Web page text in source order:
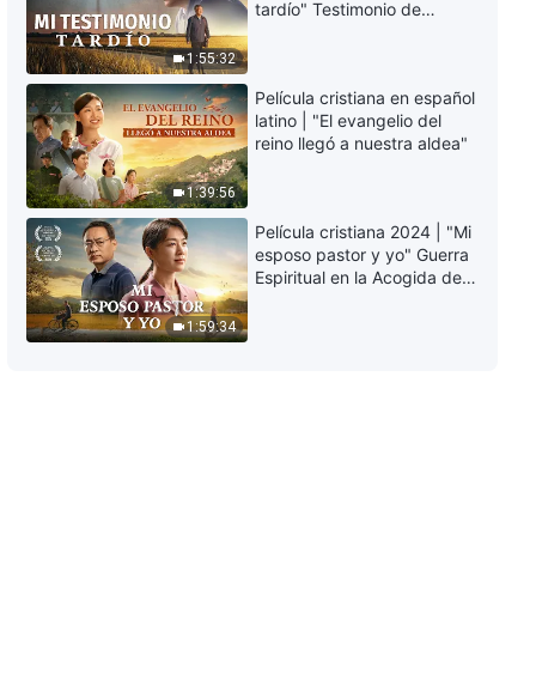
52:55
perseguir la verdad (21) Parte 3
1:09:40
La Palabra de Dios | Cómo
perseguir la verdad (21) Parte 4
1:55:32
tardío" Testimonio de
1:39:56
Película cristiana en español
latino | "El evangelio del
reino llegó a nuestra aldea"
1:59:34
Película cristiana 2024 | "Mi
esposo pastor y yo" Guerra
Espiritual en la Acogida del